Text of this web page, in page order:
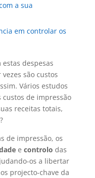
a sua
em controlar os
despesas
são custos
Vários estudos
de impressão
receitas totais,
de impressão, os
e controlo das
os a libertar
projecto-chave da